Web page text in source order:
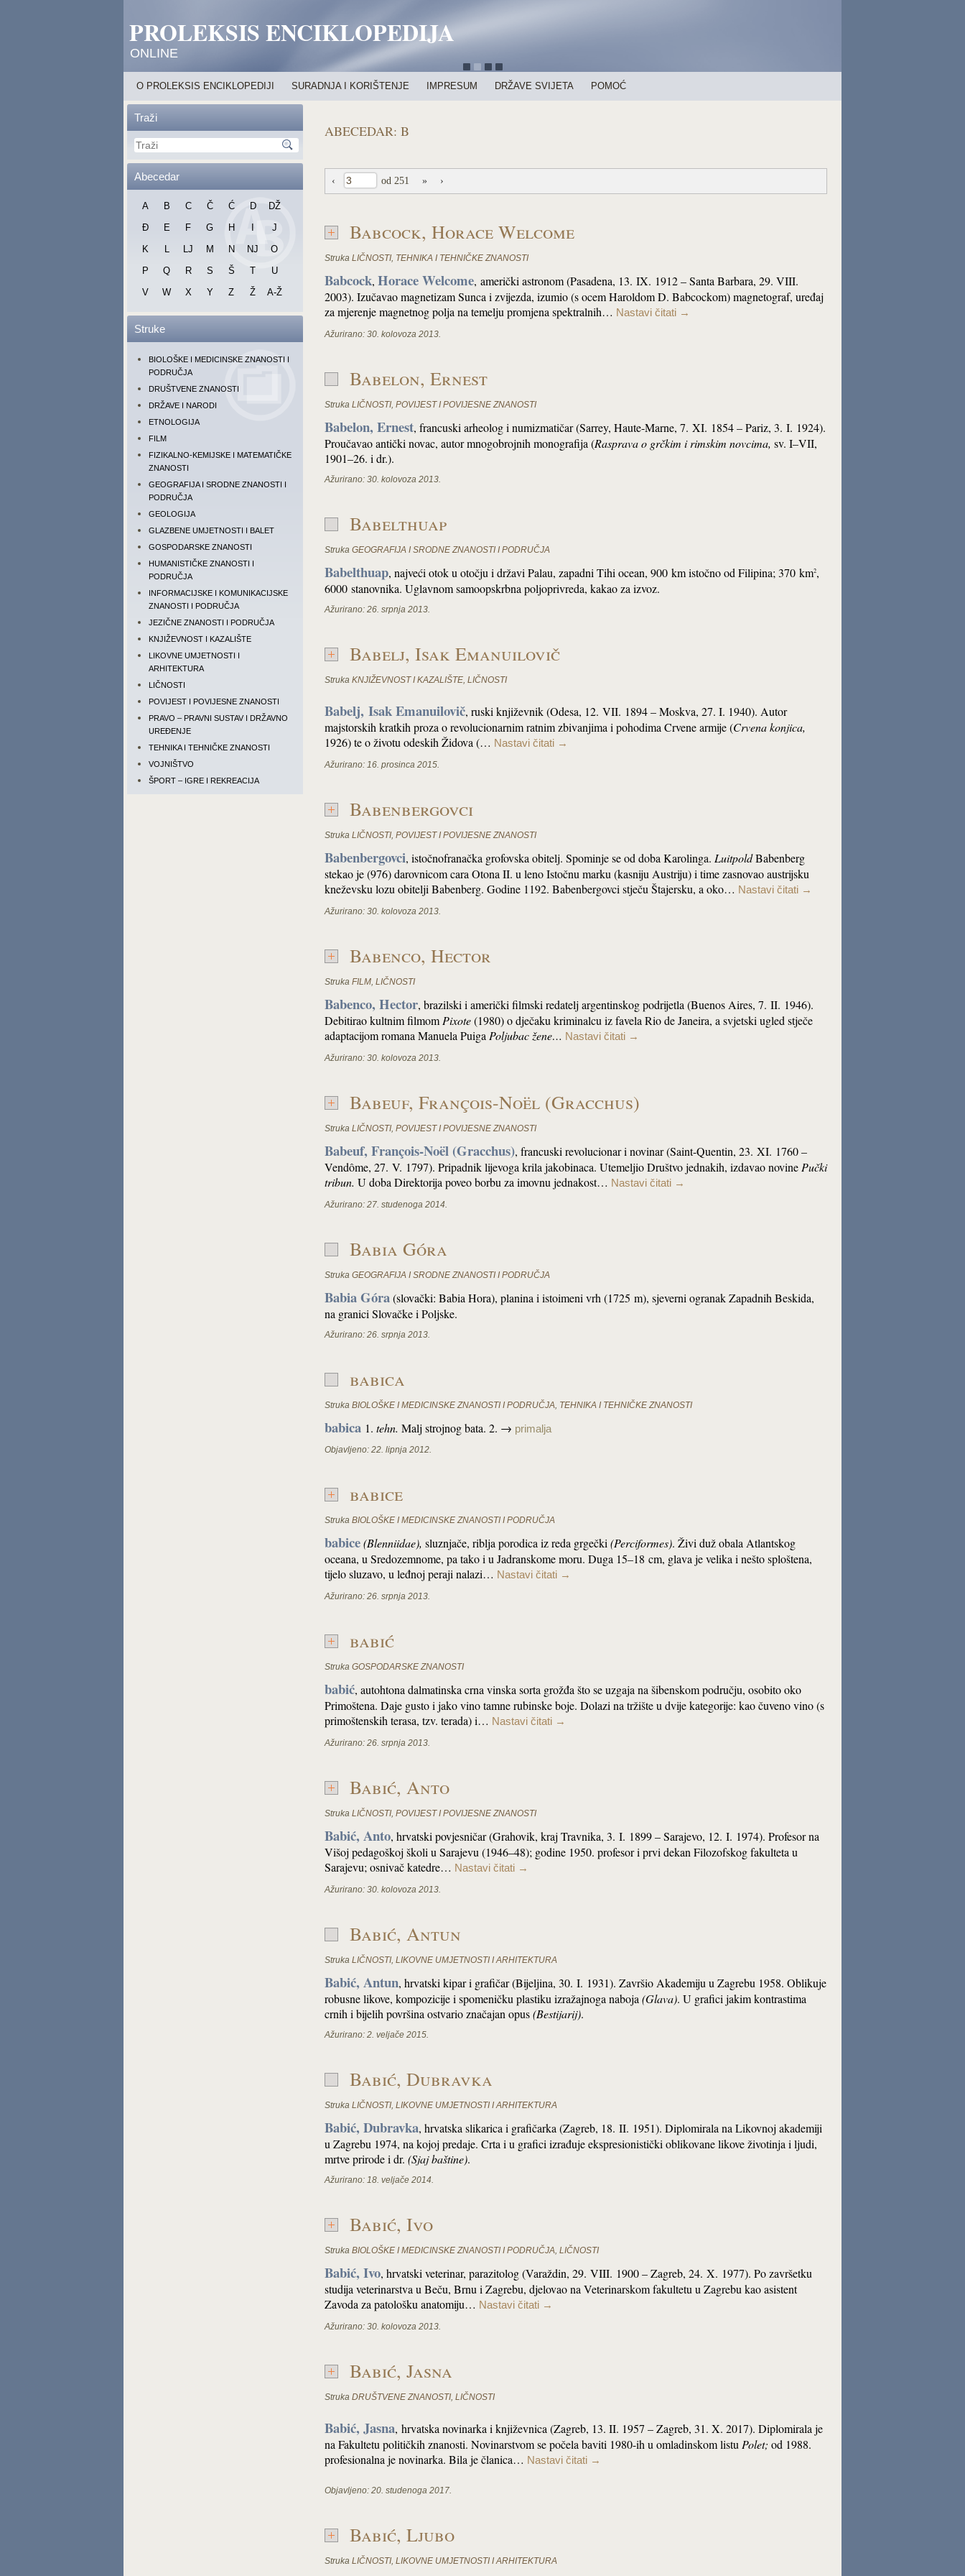
PROLEKSIS ENCIKLOPEDIJA
ONLINE
O PROLEKSIS ENCIKLOPEDIJI SURADNJA I KORIŠTENJE IMPRESUM DRŽAVE SVIJETA POMOĆ
Traži
Abecedar
A B C Č Ć D
DŽ
Đ
E F G H
J
K
L LJ M N NJ
O
P
Q R S Š T
U
V
W X Y Z Ž A-Ž
Struke
BIOLOŠKE I MEDICINSKE ZNANOSTI I
PODRUČJA
DRUŠTVENE ZNANOSTI
DRŽAVE I NARODI
ETNOLOGIJA
FILM
FIZIKALNO-KEMIJSKE I MATEMATIČKE
ZNANOSTI
GEOGRAFIJA I SRODNE ZNANOSTI I
PODRUČJA
GEOLOGIJA
GLAZBENE UMJETNOSTI I BALET
GOSPODARSKE ZNANOSTI
HUMANISTIČKE ZNANOSTI I
PODRUČJA
INFORMACIJSKE I KOMUNIKACIJSKE
ZNANOSTI I PODRUČJA
JEZIČNE ZNANOSTI I PODRUČJA
KNJIŽEVNOST I KAZALIŠTE
LIKOVNE UMJETNOSTI I
ARHITEKTURA
LIČNOSTI
POVIJEST I POVIJESNE ZNANOSTI
PRAVO – PRAVNI SUSTAV I DRŽAVNO
UREĐENJE
TEHNIKA I TEHNIČKE ZNANOSTI
VOJNIŠTVO
ŠPORT – IGRE I REKREACIJA
ABECEDAR: B
‹ od 251 » ›
Babcock, Horace Welcome
Struka LIČNOSTI, TEHNIKA I TEHNIČKE ZNANOSTI
Babcock, Horace Welcome, američki astronom (Pasadena, 13. IX. 1912 – Santa Barbara, 29. VIII.
2003). Izučavao magnetizam Sunca i zvijezda, izumio (s ocem Haroldom D. Babcockom) magnetograf, uređaj
za mjerenje magnetnog polja na temelju promjena spektralnih… Nastavi čitati →
Ažurirano: 30. kolovoza 2013.
Babelon, Ernest
Struka LIČNOSTI, POVIJEST I POVIJESNE ZNANOSTI
Babelon, Ernest, francuski arheolog i numizmatičar (Sarrey, Haute-Marne, 7. XI. 1854 – Pariz, 3. I. 1924).
Proučavao antički novac, autor mnogobrojnih monografija (Rasprava o grčkim i rimskim novcima, sv. I–VII,
1901–26. i dr.).
Ažurirano: 30. kolovoza 2013.
Babelthuap
Struka GEOGRAFIJA I SRODNE ZNANOSTI I PODRUČJA
Babelthuap, najveći otok u otočju i državi Palau, zapadni Tihi ocean, 900 km istočno od Filipina; 370 km2,
6000 stanovnika. Uglavnom samoopskrbna poljoprivreda, kakao za izvoz.
Ažurirano: 26. srpnja 2013.
Babelj, Isak Emanuilovič
Struka KNJIŽEVNOST I KAZALIŠTE, LIČNOSTI
Babelj, Isak Emanuilovič, ruski književnik (Odesa, 12. VII. 1894 – Moskva, 27. I. 1940). Autor
majstorskih kratkih proza o revolucionarnim ratnim zbivanjima i pohodima Crvene armije (Crvena konjica,
1926) te o životu odeskih Židova (… Nastavi čitati →
Ažurirano: 16. prosinca 2015.
Babenbergovci
Struka LIČNOSTI, POVIJEST I POVIJESNE ZNANOSTI
Babenbergovci, istočnofranačka grofovska obitelj. Spominje se od doba Karolinga. LuitpoldBabenberg
stekao je (976) darovnicom cara Otona II. u leno Istočnu marku (kasniju Austriju) i time zasnovao austrijsku
kneževsku lozu obitelji Babenberg. Godine 1192. Babenbergovci stječu Štajersku, a oko… Nastavi čitati →
Ažurirano: 30. kolovoza 2013.
Babenco, Hector
Struka FILM, LIČNOSTI
Babenco, Hector, brazilski i američki filmski redatelj argentinskog podrijetla (Buenos Aires, 7. II. 1946).
Debitirao kultnim filmom Pixote(1980) o dječaku kriminalcu iz favela Rio de Janeira, a svjetski ugled stječe
adaptacijom romana Manuela Puiga Poljubac žene… Nastavi čitati →
Ažurirano: 30. kolovoza 2013.
Babeuf, François-Noël (Gracchus)
Struka LIČNOSTI, POVIJEST I POVIJESNE ZNANOSTI
Babeuf, François-Noël (Gracchus), francuski revolucionar i novinar (Saint-Quentin, 23. XI. 1760 –
Vendôme, 27. V. 1797). Pripadnik lijevoga krila jakobinaca. Utemeljio Društvo jednakih, izdavao novine Pučki
tribun. U doba Direktorija poveo borbu za imovnu jednakost… Nastavi čitati →
Ažurirano: 27. studenoga 2014.
Babia Góra
Struka GEOGRAFIJA I SRODNE ZNANOSTI I PODRUČJA
Babia Góra(slovački: Babia Hora), planina i istoimeni vrh (1725 m), sjeverni ogranak Zapadnih Beskida,
na granici Slovačke i Poljske.
Ažurirano: 26. srpnja 2013.
babica
Struka BIOLOŠKE I MEDICINSKE ZNANOSTI I PODRUČJA, TEHNIKA I TEHNIČKE ZNANOSTI
babica 1. tehn. Malj strojnog bata. 2. → primalja
Objavljeno: 22. lipnja 2012.
babice
Struka BIOLOŠKE I MEDICINSKE ZNANOSTI I PODRUČJA
babice(Blenniidae), sluznjače, riblja porodica iz reda grgečki (Perciformes). Živi duž obala Atlantskog
oceana, u Sredozemnome, pa tako i u Jadranskome moru. Duga 15–18 cm, glava je velika i nešto sploštena,
tijelo sluzavo, u leđnoj peraji nalazi… Nastavi čitati →
Ažurirano: 26. srpnja 2013.
babić
Struka GOSPODARSKE ZNANOSTI
babić, autohtona dalmatinska crna vinska sorta grožđa što se uzgaja na šibenskom području, osobito oko
Primoštena. Daje gusto i jako vino tamne rubinske boje. Dolazi na tržište u dvije kategorije: kao čuveno vino (s
primoštenskih terasa, tzv. terada) i… Nastavi čitati →
Ažurirano: 26. srpnja 2013.
Babić, Anto
Struka LIČNOSTI, POVIJEST I POVIJESNE ZNANOSTI
Babić, Anto, hrvatski povjesničar (Grahovik, kraj Travnika, 3. I. 1899 – Sarajevo, 12. I. 1974). Profesor na
Višoj pedagoškoj školi u Sarajevu (1946–48); godine 1950. profesor i prvi dekan Filozofskog fakulteta u
Sarajevu; osnivač katedre… Nastavi čitati →
Ažurirano: 30. kolovoza 2013.
Babić, Antun
Struka LIČNOSTI, LIKOVNE UMJETNOSTI I ARHITEKTURA
Babić, Antun, hrvatski kipar i grafičar (Bijeljina, 30. I. 1931). Završio Akademiju u Zagrebu 1958. Oblikuje
robusne likove, kompozicije i spomeničku plastiku izražajnoga naboja (Glava). U grafici jakim kontrastima
crnih i bijelih površina ostvario značajan opus(Bestijarij).
Ažurirano: 2. veljače 2015.
Babić, Dubravka
Struka LIČNOSTI, LIKOVNE UMJETNOSTI I ARHITEKTURA
Babić, Dubravka, hrvatska slikarica i grafičarka (Zagreb, 18. II. 1951). Diplomirala na Likovnoj akademiji
u Zagrebu 1974, na kojoj predaje. Crta i u grafici izrađuje ekspresionistički oblikovane likove životinja i ljudi,
mrtve prirode i dr. (Sjaj baštine).
Ažurirano: 18. veljače 2014.
Babić, Ivo
Struka BIOLOŠKE I MEDICINSKE ZNANOSTI I PODRUČJA, LIČNOSTI
Babić, Ivo, hrvatski veterinar, parazitolog (Varaždin, 29. VIII. 1900 – Zagreb, 24. X. 1977). Po završetku
studija veterinarstva u Beču, Brnu i Zagrebu, djelovao na Veterinarskom fakultetu u Zagrebu kao asistent
Zavoda za patološku anatomiju… Nastavi čitati →
Ažurirano: 30. kolovoza 2013.
Babić, Jasna
Struka DRUŠTVENE ZNANOSTI, LIČNOSTI
Babić, Jasna, hrvatska novinarka i književnica (Zagreb, 13. II. 1957 – Zagreb, 31. X. 2017). Diplomirala je
na Fakultetu političkih znanosti. Novinarstvom se počela baviti 1980-ih u omladinskom listu Polet; od 1988.
profesionalna je novinarka. Bila je članica… Nastavi čitati →
Objavljeno: 20. studenoga 2017.
Babić, Ljubo
Struka LIČNOSTI, LIKOVNE UMJETNOSTI I ARHITEKTURA